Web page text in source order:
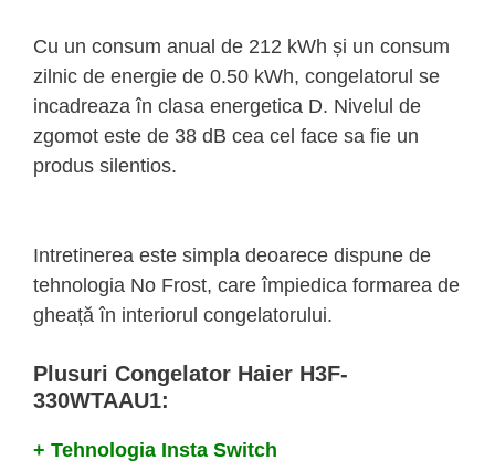
Cu un consum anual de 212 kWh și un consum
zilnic de energie de 0.50 kWh, congelatorul se
incadreaza în clasa energetica D. Nivelul de
zgomot este de 38 dB cea cel face sa fie un
produs silentios.
Intretinerea este simpla deoarece dispune de
tehnologia No Frost, care împiedica formarea de
gheață în interiorul congelatorului.
Plusuri Congelator Haier H3F-
330WTAAU1:
+ Tehnologia Insta Switch